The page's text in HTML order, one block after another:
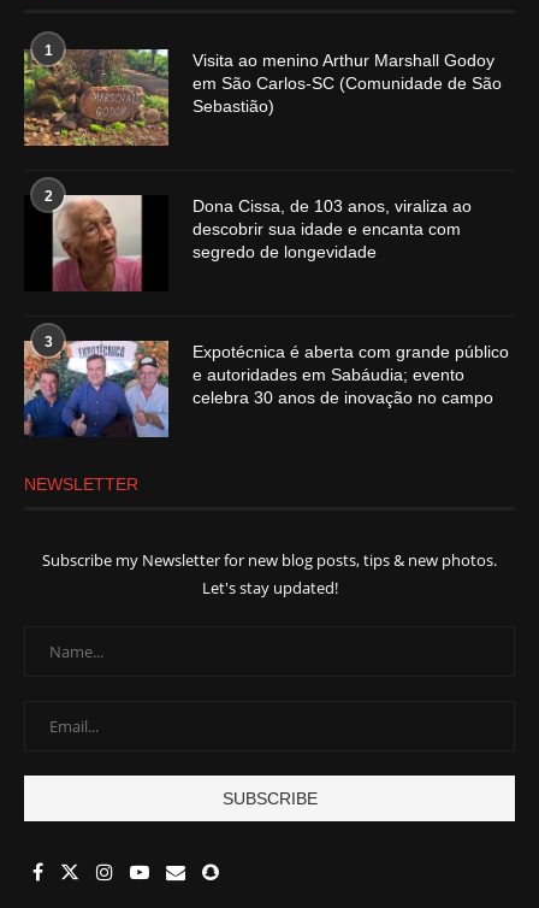
1
Visita ao menino Arthur Marshall Godoy
em São Carlos-SC (Comunidade de São
Sebastião)
2
Dona Cissa, de 103 anos, viraliza ao
descobrir sua idade e encanta com
segredo de longevidade
3
Expotécnica é aberta com grande público
e autoridades em Sabáudia; evento
celebra 30 anos de inovação no campo
NEWSLETTER
Subscribe my Newsletter for new blog posts, tips & new photos.
Let's stay updated!